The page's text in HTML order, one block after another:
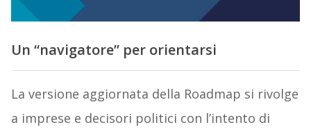
Un “navigatore” per orientarsi
La versione aggiornata della Roadmap si rivolge
a imprese e decisori politici con l’intento di